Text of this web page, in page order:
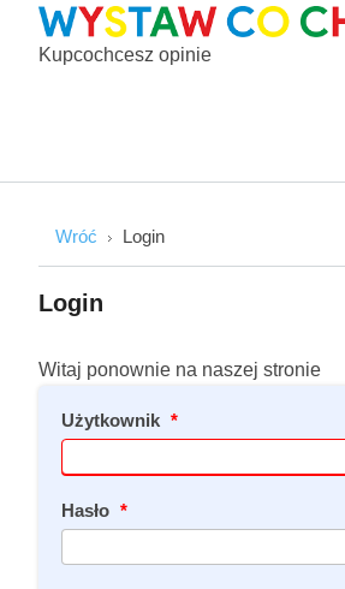
Kupcochcesz opinie
Wróć Login
Login
Witaj ponownie na naszej stronie
Użytkownik *
Hasło *